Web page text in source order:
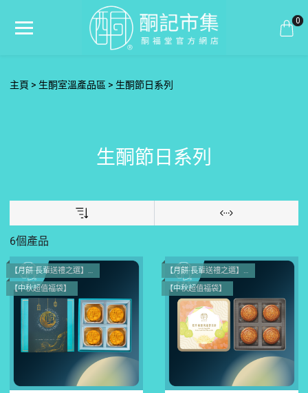
0
主頁 生酮室溫產品區 生酮節日系列
生酮節日系列
6個產品
【月餅·長輩送禮之選】買一送一
【中秋超值福袋】
【月餅·長輩送禮之選】買一送一
【中秋超值福袋】